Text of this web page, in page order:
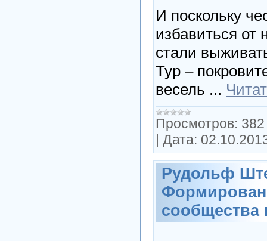
И поскольку
избавиться от
стали
Тур –
весель ...
Просмотров: 382
Дата:
Рудольф
сообщества